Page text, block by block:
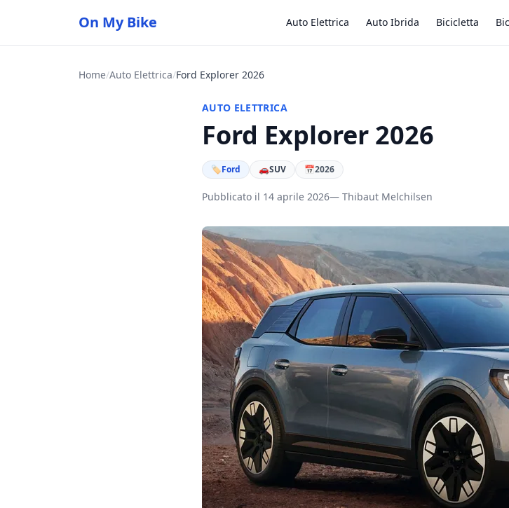
On My Bike Auto Elettrica Auto Ibrida Bicicletta
Home/Auto Elettrica/Ford Explorer 2026
AUTO ELETTRICA
Ford Explorer 2026
🏷Ford 🚗SUV 📅2026
Pubblicato il 14 aprile 2026— Thibaut Melchilsen